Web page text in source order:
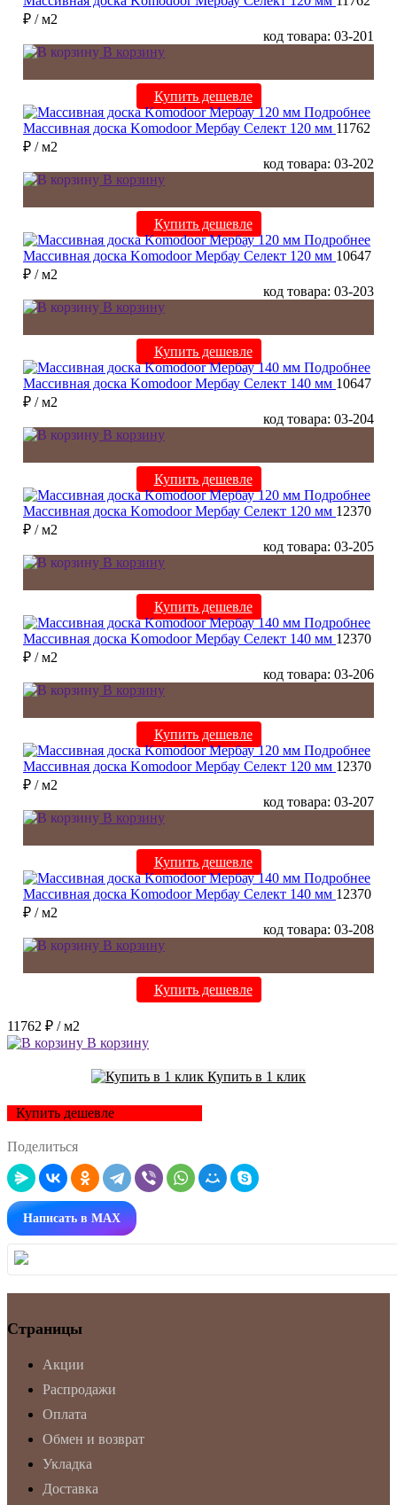
₽ / м2
код товара: 03-201
В корзину
Купить дешевле
Подробнее
Массивная доска Komodoor Мербау Селект 120 мм 11762
₽ / м2
код товара: 03-202
В корзину
Купить дешевле
Подробнее
Массивная доска Komodoor Мербау Селект 120 мм 10647
₽ / м2
код товара: 03-203
В корзину
Купить дешевле
Подробнее
Массивная доска Komodoor Мербау Селект 140 мм 10647
₽ / м2
код товара: 03-204
В корзину
Купить дешевле
Подробнее
Массивная доска Komodoor Мербау Селект 120 мм 12370
₽ / м2
код товара: 03-205
В корзину
Купить дешевле
Подробнее
Массивная доска Komodoor Мербау Селект 140 мм 12370
₽ / м2
код товара: 03-206
В корзину
Купить дешевле
Подробнее
Массивная доска Komodoor Мербау Селект 120 мм 12370
₽ / м2
код товара: 03-207
В корзину
Купить дешевле
Подробнее
Массивная доска Komodoor Мербау Селект 140 мм 12370
₽ / м2
код товара: 03-208
В корзину
Купить дешевле
11762 ₽ / м2
В корзину
Купить в 1 клик
Купить дешевле
Поделиться
Написать в MAX
Страницы
Акции
Распродажи
Оплата
Обмен и возврат
Укладка
Доставка